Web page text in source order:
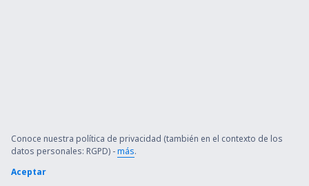
Conoce nuestra política de privacidad (también en el contexto de los
datos personales: RGPD) -más.
Aceptar